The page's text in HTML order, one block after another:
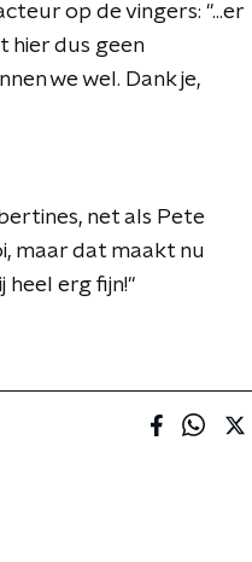
op de vingers: "...er
hier dus geen
we wel. Dank je,
net als Pete
maar dat maakt nu
heel erg fijn!"